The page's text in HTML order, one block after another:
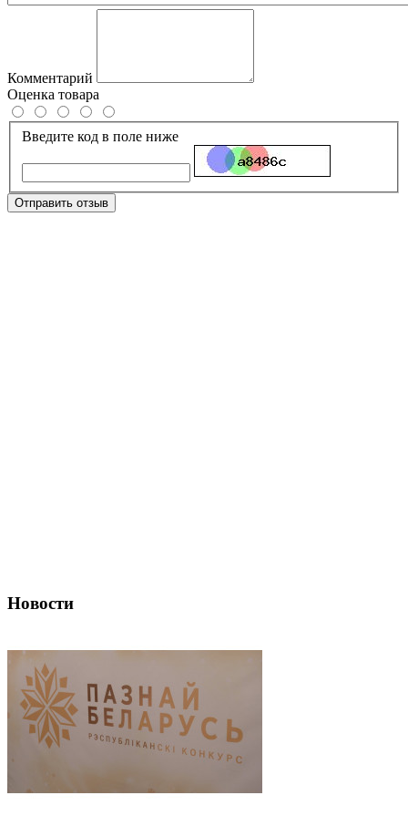
Комментарий
Оценка товара
Введите код в поле ниже
Отправить отзыв
Новости